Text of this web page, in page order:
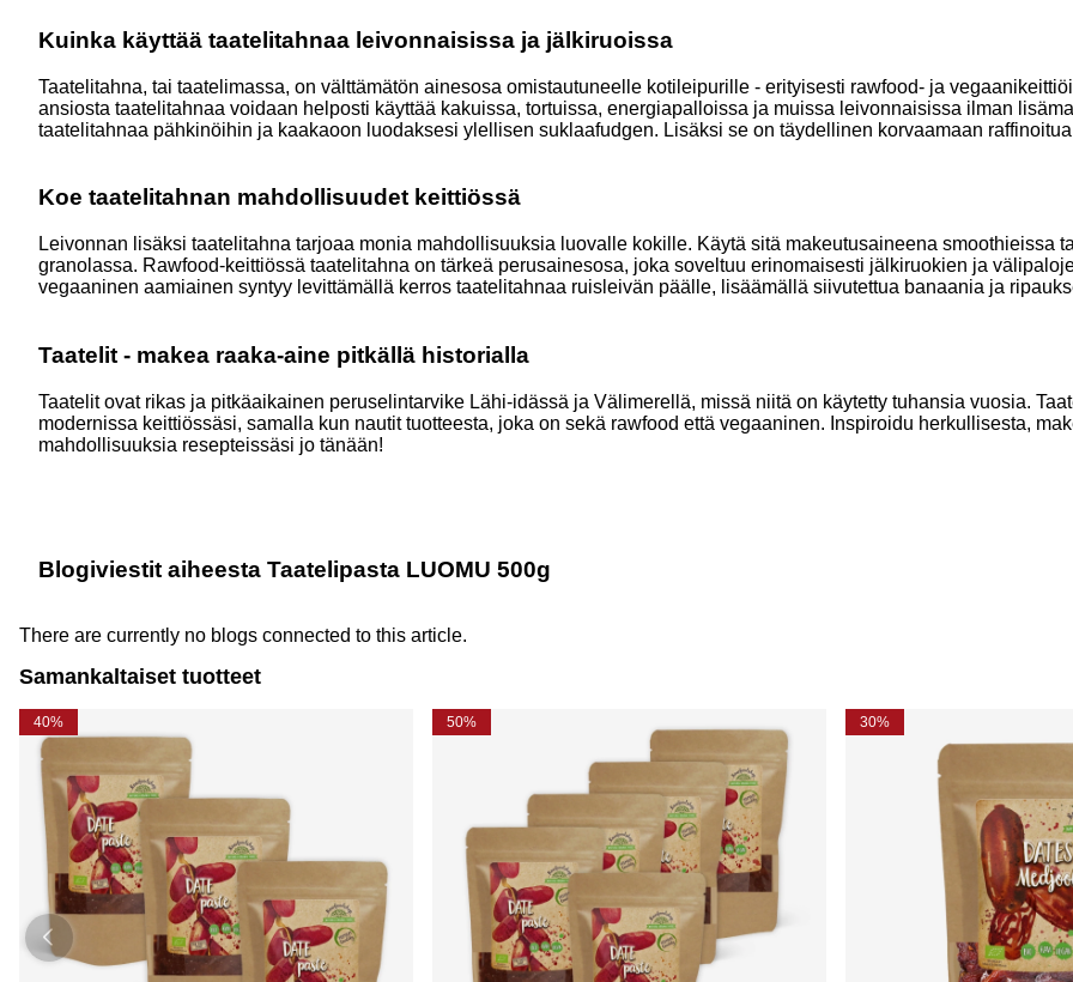
Kuinka käyttää taatelitahnaa leivonnaisissa ja jälkiruoissa
Taatelitahna, tai taatelimassa, on välttämätön ainesosa omistautuneelle kotileipurille - erityisesti rawfood- ja
ansiosta taatelitahnaa voidaan helposti käyttää kakuissa, tortuissa, energiapalloissa ja muissa leivonnaisissa ilman
taatelitahnaa pähkinöihin ja kaakaoon luodaksesi ylellisen suklaafudgen. Lisäksi se on täydellinen korvaamaan
Koe taatelitahnan mahdollisuudet keittiössä
Leivonnan lisäksi taatelitahna tarjoaa monia mahdollisuuksia luovalle kokille. Käytä sitä makeutusaineena smoothieissa
granolassa. Rawfood-keittiössä taatelitahna on tärkeä perusainesosa, joka soveltuu erinomaisesti jälkiruokien ja
vegaaninen aamiainen syntyy levittämällä kerros taatelitahnaa ruisleivän päälle, lisäämällä siivutettua banaania ja
Taatelit - makea raaka-aine pitkällä historialla
Taatelit ovat rikas ja pitkäaikainen peruselintarvike Lähi-idässä ja Välimerellä, missä niitä on käytetty tuhansia vuosia.
modernissa keittiössäsi, samalla kun nautit tuotteesta, joka on sekä rawfood että vegaaninen. Inspiroidu herkullisesta,
mahdollisuuksia resepteissäsi jo tänään!
Blogiviestit aiheesta Taatelipasta LUOMU 500g
There are currently no blogs connected to this article.
Samankaltaiset tuotteet
40% 50% 30%